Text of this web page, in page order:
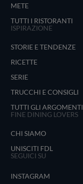
METE
TUTTI I RISTORANTI
ISPIRAZIONE
STORIE E TENDENZE
RICETTE
SERIE
TRUCCHI E CONSIGLI
TUTTI GLI ARGOMENTI
FINE DINING LOVERS
CHI SIAMO
UNISCITI FDL
SEGUICI SU
INSTAGRAM